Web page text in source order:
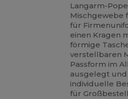
Langarm-
Mischgewebe
für
einen Kragen
förmige
verstellbaren
Passform im
ausgelegt und
individuelle
für